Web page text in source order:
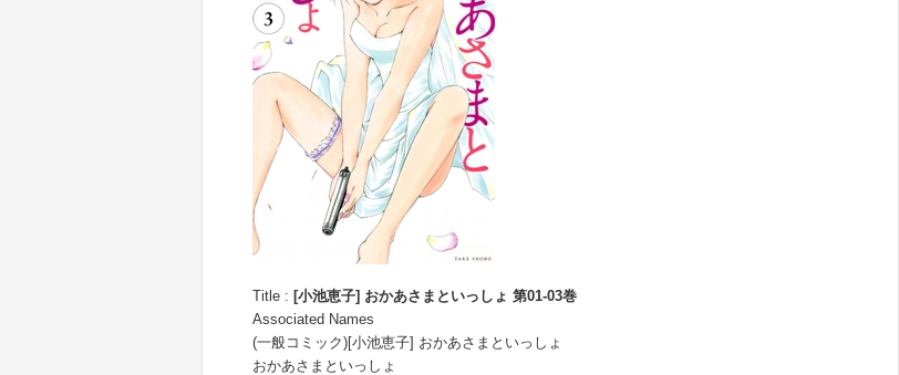
Title : [小池恵子] おかあさまといっしょ 第01-03巻
Associated Names
(一般コミック)[小池恵子] おかあさまといっしょ
おかあさまといっしょ